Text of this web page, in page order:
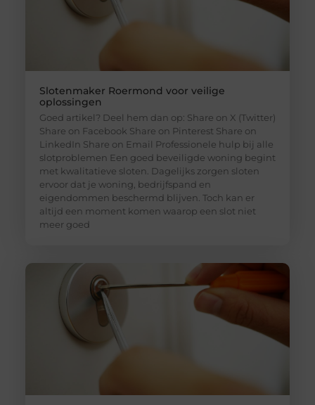
Slotenmaker Roermond voor veilige
oplossingen
Goed artikel? Deel hem dan op: Share on X (Twitter)
Share on Facebook Share on Pinterest Share on
LinkedIn Share on Email Professionele hulp bij alle
slotproblemen Een goed beveiligde woning begint
met kwalitatieve sloten. Dagelijks zorgen sloten
ervoor dat je woning, bedrijfspand en
eigendommen beschermd blijven. Toch kan er
altijd een moment komen waarop een slot niet
meer goed